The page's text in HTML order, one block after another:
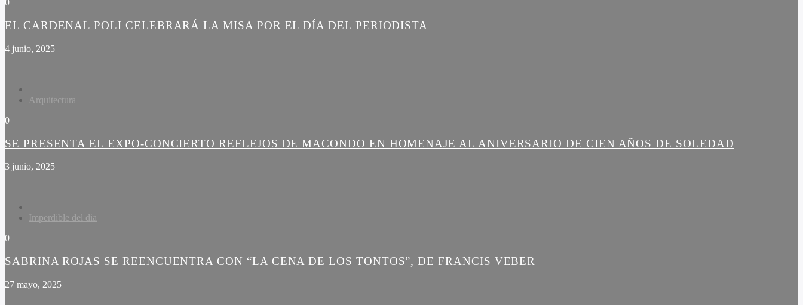
0
EL CARDENAL POLI CELEBRARÁ LA MISA POR EL DÍA DEL PERIODISTA
4 junio, 2025
Arquitectura
0
SE PRESENTA EL EXPO-CONCIERTO REFLEJOS DE MACONDO EN HOMENAJE AL ANIVERSARIO DE CIEN AÑOS DE SOLEDAD
3 junio, 2025
Imperdible del dia
0
SABRINA ROJAS SE REENCUENTRA CON “LA CENA DE LOS TONTOS”, DE FRANCIS VEBER
27 mayo, 2025